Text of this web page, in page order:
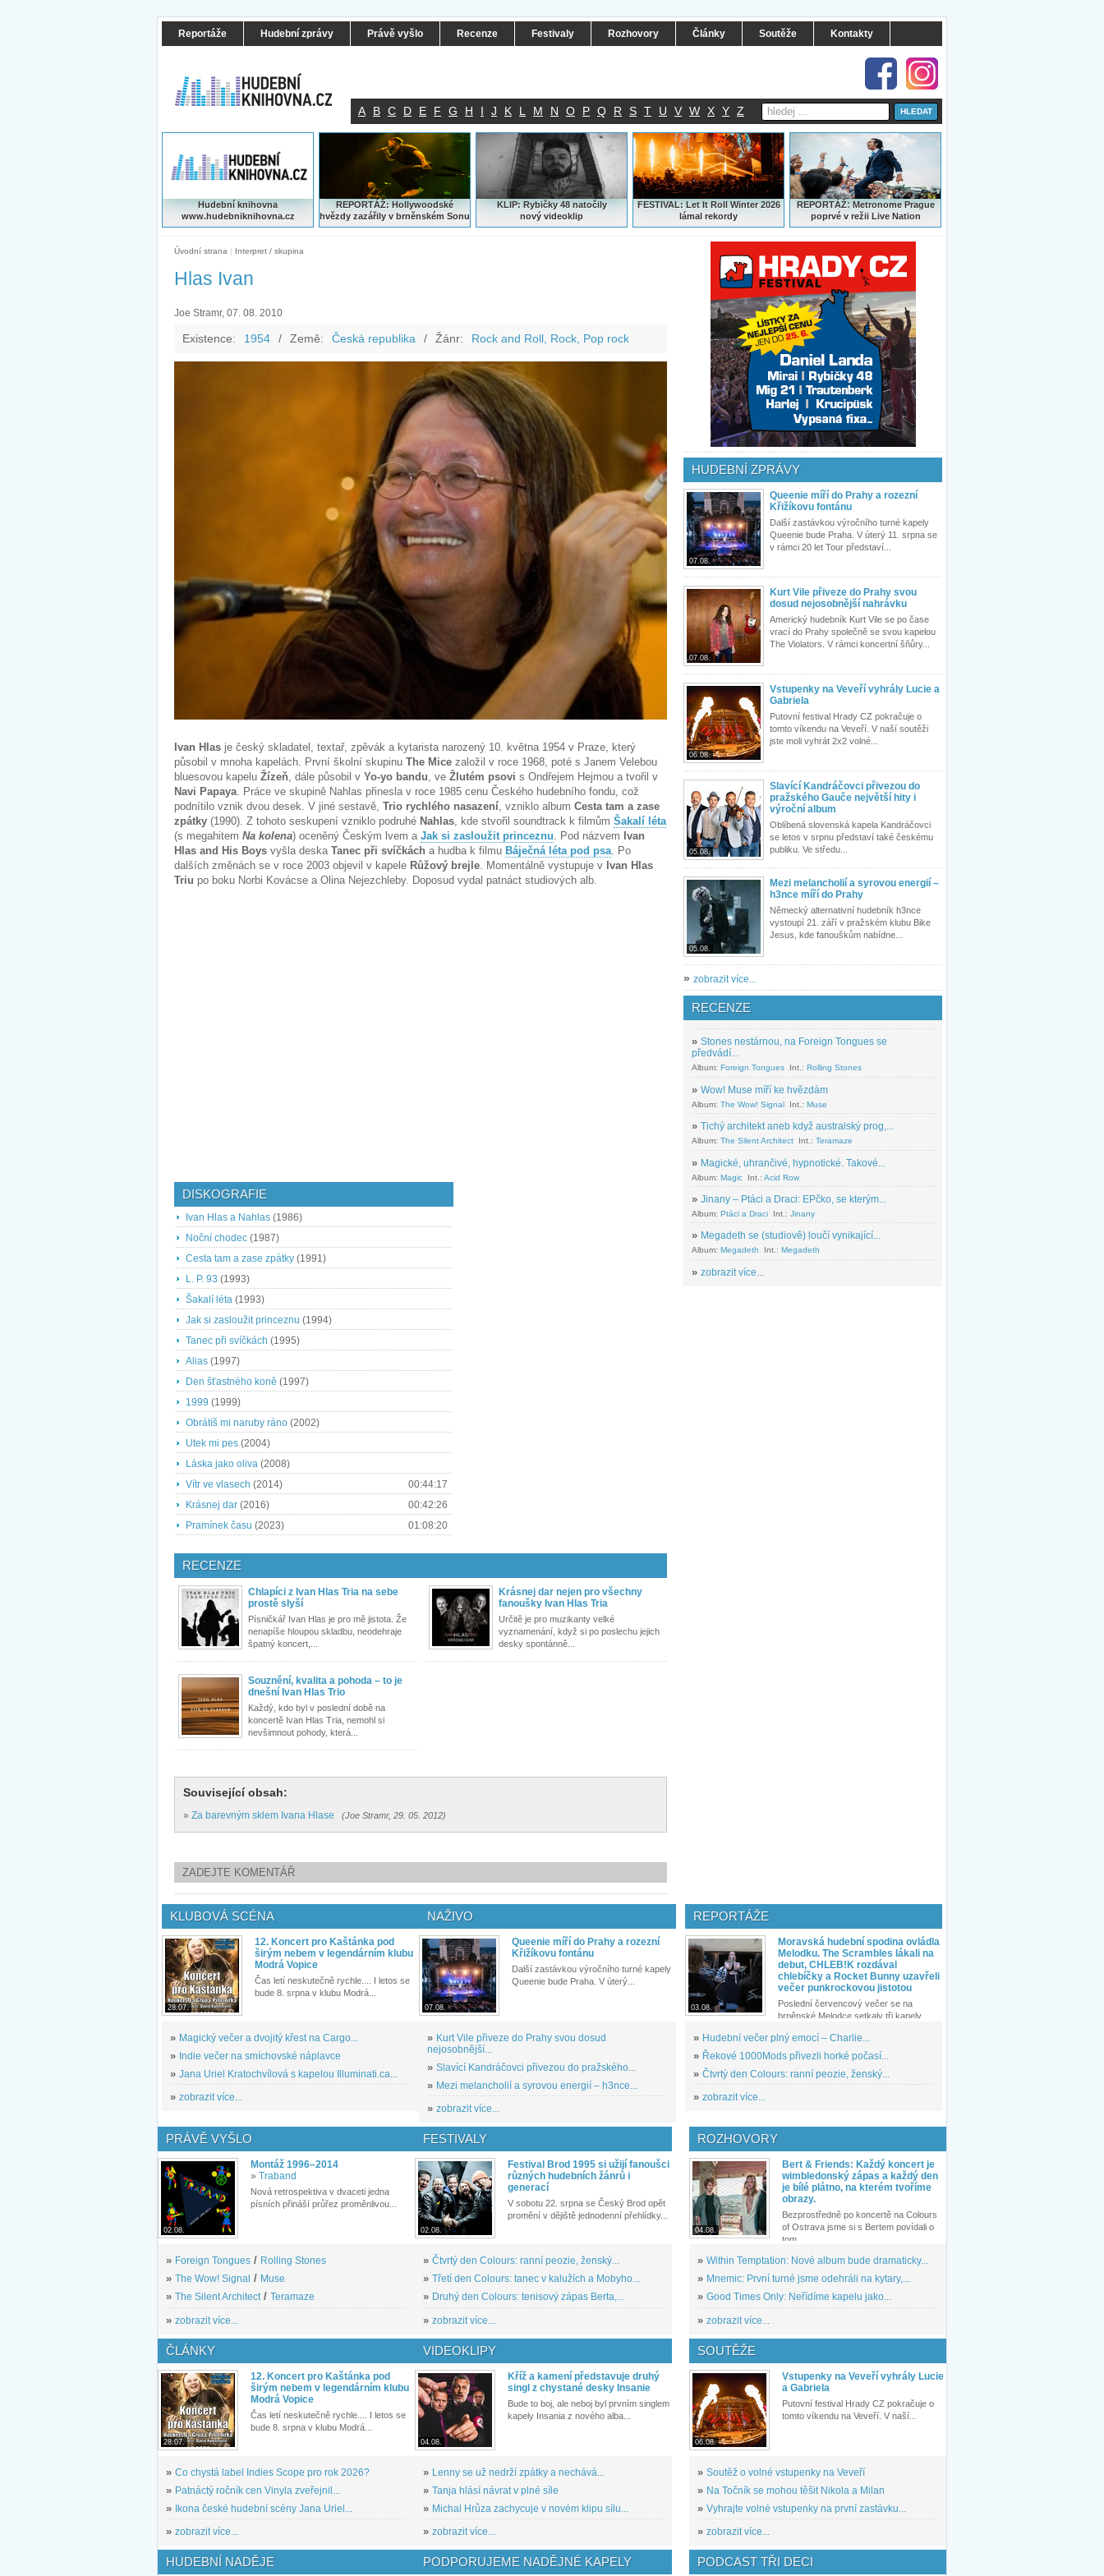
Reportáže Hudební zprávy Právě vyšlo Recenze Festivaly Rozhovory Články Soutěže Kontakty
A B C D E F G H I J K L M N O P Q R S T U V W X Y Z
Hudební knihovna
www.hudebniknihovna.cz
REPORTÁŽ: Hollywoodské
hvězdy zazářily v brněnském Sonu
KLIP: Rybičky 48 natočily
nový videoklip
FESTIVAL: Let It Roll Winter 2026
lámal rekordy
REPORTÁŽ:Metronome Prague
poprvé v režii Live Nation
Úvodní strana | Interpret / skupina
Hlas Ivan
Joe Stramr, 07. 08. 2010
Existence: 1954 / Země: Česká republika / Žánr: Rock and Roll, Rock, Pop rock
Ivan Hlas je český skladatel, textař, zpěvák a kytarista narozený 10. května 1954 v Praze, který
působil v mnoha kapelách. První školní skupinu The Mice založil v roce 1968, poté s Janem Velebou
bluesovou kapelu Žízeň, dále působil v Yo-yo bandu, ve Žlutém psovi s Ondřejem Hejmou a tvořil v
Navi Papaya. Práce ve skupině Nahlas přinesla v roce 1985 cenu Českého hudebního fondu, což
podnítilo vznik dvou desek. V jiné sestavě, Trio rychlého nasazení, vzniklo album Cesta tam a zase
zpátky (1990). Z tohoto seskupení vzniklo podruhé Nahlas, kde stvořil soundtrack k filmům Šakalí léta
(s megahitem Na kolena) oceněný Českým lvem a Jak si zasloužit princeznu. Pod názvem Ivan
Hlas and His Boys vyšla deska Tanec při svíčkách a hudba k filmu Báječná léta pod psa. Po
dalších změnách se v roce 2003 objevil v kapele Růžový brejle. Momentálně vystupuje v Ivan Hlas
Triu po boku Norbi Kovácse a Olina Nejezchleby. Doposud vydal patnáct studiových alb.
DISKOGRAFIE
Ivan Hlas a Nahlas (1986)
Noční chodec (1987)
Cesta tam a zase zpátky (1991)
L. P. 93 (1993)
Šakalí léta (1993)
Jak si zasloužit princeznu (1994)
Tanec při svíčkách (1995)
Alias (1997)
Den šťastného koně (1997)
1999 (1999)
Obrátíš mi naruby ráno (2002)
Utek mi pes (2004)
Láska jako oliva (2008)
Vítr ve vlasech (2014)
00:44:17
Krásnej dar (2016)
00:42:26
Pramínek času (2023) 01:08:20
RECENZE
Chlapíci z Ivan Hlas Tria na sebe
prostě slyší
Písničkář Ivan Hlas je pro mě jistota. Že
nenapíše hloupou skladbu, neodehraje
špatný koncert,...
Krásnej dar nejen pro všechny
fanoušky Ivan Hlas Tria
Určitě je pro muzikanty velké
vyznamenání, když si po poslechu jejich
desky spontánně...
Souznění, kvalita a pohoda – to je
dnešní Ivan Hlas Trio
Každý, kdo byl v poslední době na
koncertě Ivan Hlas Tria, nemohl si
nevšimnout pohody, která...
Související obsah:
» Za barevným sklem Ivana Hlase (Joe Stramr, 29. 05. 2012)
ZADEJTE KOMENTÁŘ
HUDEBNÍ ZPRÁVY
07.08.
Queenie míří do Prahy a rozezní
Křižíkovu fontánu
Další zastávkou výročního turné kapely
Queenie bude Praha. V úterý 11. srpna se
v rámci 20 let Tour představí...
07.08.
Kurt Vile přiveze do Prahy svou
dosud nejosobnější nahrávku
Americký hudebník Kurt Vile se po čase
vrací do Prahy společně se svou kapelou
The Violators. V rámci koncertní šňůry...
06.08.
Vstupenky na Veveří vyhrály Lucie a
Gabriela
Putovní festival Hrady CZ pokračuje o
tomto víkendu na Veveří. V naší soutěži
jste moli vyhrát 2x2 volné...
05.08.
Slavící Kandráčovci přivezou do
pražského Gauče největší hity i
výroční album
Oblíbená slovenská kapela Kandráčovci
se letos v srpnu představí také českému
publiku. Ve středu...
05.08.
Mezi melancholií a syrovou energií –
h3nce míří do Prahy
Německý alternativní hudebník h3nce
vystoupí 21. září v pražském klubu Bike
Jesus, kde fanouškům nabídne...
» zobrazit více...
RECENZE
» Stones nestárnou, na Foreign Tongues se
předvádí...
Album: Foreign Tongues Int.: Rolling Stones
» Wow! Muse míří ke hvězdám
Album: The Wow! Signal Int.: Muse
» Tichý architekt aneb když australský prog,...
Album: The Silent Architect Int.: Teramaze
» Magické, uhrančivé, hypnotické. Takové...
Album: Magic Int.: Acid Row
» Jinany – Ptáci a Draci: EPčko, se kterým...
Album: Ptáci a Draci Int.: Jinany
» Megadeth se (studiově) loučí vynikající...
Album: Megadeth Int.: Megadeth
» zobrazit více...
KLUBOVÁ SCÉNA
28.07.
12. Koncert pro Kaštánka pod
širým nebem v legendárním klubu
Modrá Vopice
Čas letí neskutečně rychle.... I letos se
bude 8. srpna v klubu Modrá...
» Magický večer a dvojitý křest na Cargo...
» Indie večer na smíchovské náplavce
» Jana Uriel Kratochvílová s kapelou Illuminati.ca...
» zobrazit více...
NAŽIVO
07.08.
Queenie míří do Prahy a rozezní
Křižíkovu fontánu
Další zastávkou výročního turné kapely
Queenie bude Praha. V úterý...
» Kurt Vile přiveze do Prahy svou dosud
nejosobnější...
» Slavící Kandráčovci přivezou do pražského...
» Mezi melancholií a syrovou energií – h3nce...
» zobrazit více...
REPORTÁŽE
03.08.
Moravská hudební spodina ovládla
Melodku. The Scrambles lákali na
debut, CHLEB!K rozdával
chlebíčky a Rocket Bunny uzavřeli
večer punkrockovou jistotou
Poslední červencový večer se na
brněnské Melodce setkaly tři kapely...
» Hudební večer plný emocí – Charlie...
» Řekové 1000Mods přivezli horké počasí...
» Čtvrtý den Colours: ranní peozie, ženský...
» zobrazit více...
PRÁVĚ VYŠLO
02.08.
Montáž 1996–2014
» Traband
Nová retrospektiva v dvaceti jedna
písních přináší průřez proměnlivou...
» Foreign Tongues / Rolling Stones
» The Wow! Signal / Muse
» The Silent Architect/ Teramaze
» zobrazit více...
FESTIVALY
02.08.
Festival Brod 1995 si užijí fanoušci
různých hudebních žánrů i
generací
V sobotu 22. srpna se Český Brod opět
promění v dějiště jednodenní přehlídky...
» Čtvrtý den Colours: ranní peozie, ženský...
» Třetí den Colours: tanec v kalužích a Mobyho...
» Druhý den Colours: tenisový zápas Berta,...
» zobrazit více...
ROZHOVORY
04.08.
Bert & Friends: Každý koncert je
wimbledonský zápas a každý den
je bílé plátno, na kterém tvoříme
obrazy.
Bezprostředně po koncertě na Colours
of Ostrava jsme si s Bertem povídali o
tom,...
» Within Temptation: Nové album bude dramaticky...
» Mnemic: První turné jsme odehráli na kytary,...
» Good Times Only: Neřídíme kapelu jako...
» zobrazit více...
ČLÁNKY
28.07.
12. Koncert pro Kaštánka pod
širým nebem v legendárním klubu
Modrá Vopice
Čas letí neskutečně rychle.... I letos se
bude 8. srpna v klubu Modrá...
» Co chystá label Indies Scope pro rok 2026?
» Patnáctý ročník cen Vinyla zveřejnil...
» Ikona české hudební scény Jana Uriel...
» zobrazit více...
VIDEOKLIPY
04.08.
Kříž a kamení představuje druhý
singl z chystané desky Insanie
Bude to boj, ale neboj byl prvním singlem
kapely Insania z nového alba...
» Lenny se už nedrží zpátky a nechává...
» Tanja hlásí návrat v plné síle
» Michal Hrůza zachycuje v novém klipu sílu...
» zobrazit více...
SOUTĚŽE
06.08.
Vstupenky na Veveří vyhrály Lucie
a Gabriela
Putovní festival Hrady CZ pokračuje o
tomto víkendu na Veveří. V naší...
» Soutěž o volné vstupenky na Veveří
» Na Točník se mohou těšit Nikola a Milan
» Vyhrajte volné vstupenky na první zastávku...
» zobrazit více...
HUDEBNÍ NADĚJE PODPORUJEME NADĚJNÉ KAPELY PODCAST TŘI DECI